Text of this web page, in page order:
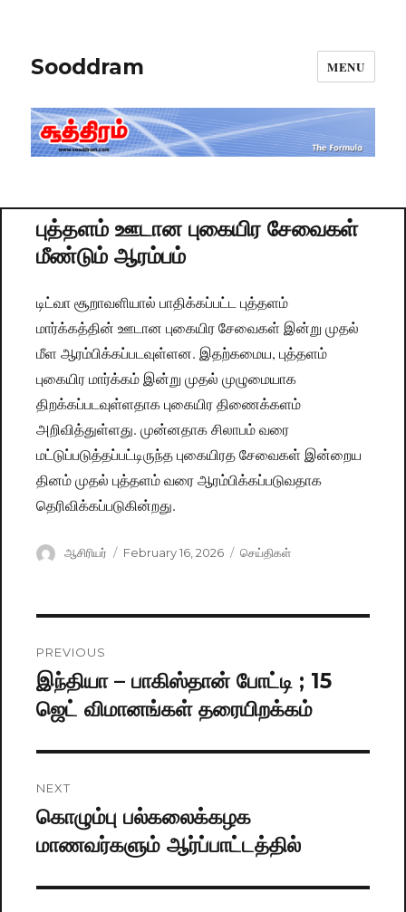
Sooddram MENU
புத்தளம் ஊடான புகையிர சேவைகள்
மீண்டும் ஆரம்பம்
டிட்வா சூறாவளியால் பாதிக்கப்பட்ட புத்தளம்
மார்க்கத்தின் ஊடான புகையிர சேவைகள் இன்று முதல்
மீள ஆரம்பிக்கப்படவுள்ளன. இதற்கமைய, புத்தளம்
புகையிர மார்க்கம் இன்று முதல் முழுமையாக
திறக்கப்படவுள்ளதாக புகையிர திணைக்களம்
அறிவித்துள்ளது. முன்னதாக சிலாபம் வரை
மட்டுப்படுத்தப்பட்டிருந்த புகையிரத சேவைகள் இன்றைய
தினம் முதல் புத்தளம் வரை ஆரம்பிக்கப்படுவதாக
தெரிவிக்கப்படுகின்றது.
Author
ஆசிரியர்
Posted
February 16, 2026 Categories
செய்திகள்
navigation
PREVIOUS
Previous
post:
இந்தியா – பாகிஸ்தான் போட்டி ; 15
ஜெட் விமானங்கள் தரையிறக்கம்
NEXT
Next
post:
கொழும்பு பல்கலைக்கழக
மாணவர்களும் ஆர்ப்பாட்டத்தில்